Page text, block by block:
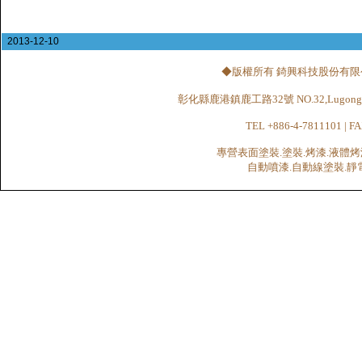
2013-12-10
◆版權所有 錡興科技股份有限
彰化縣鹿港鎮鹿工路32號
TEL +886-4-7811101 |
專營表面塗裝.塗裝.烤漆.液體
自動噴漆.自動線塗裝.